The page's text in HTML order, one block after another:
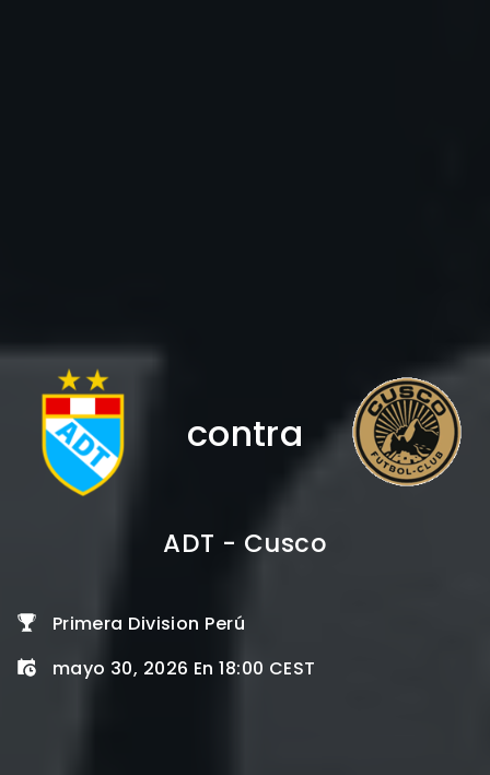
contra
ADT - Cusco
Primera Division Perú
mayo 30, 2026 En 18:00 CEST